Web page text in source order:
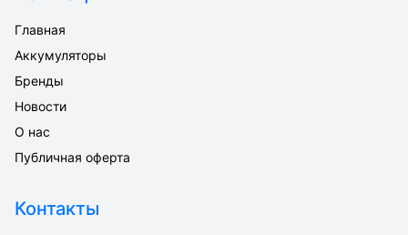
Главная
Аккумуляторы
Бренды
Новости
О нас
Публичная оферта
Контакты